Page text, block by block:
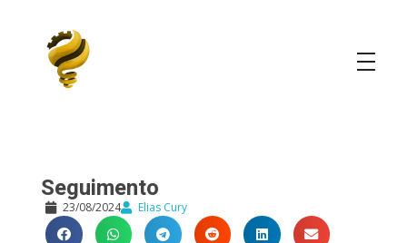
Seguimento
23/08/2024 Elias Cury